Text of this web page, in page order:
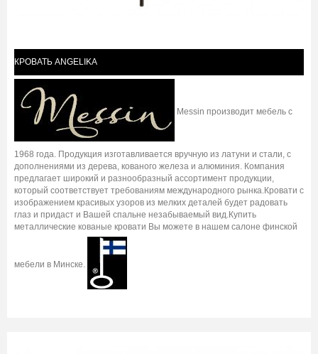
КРОВАТЬ ANGELIKA
Messin производит мебель с
1968 года. Продукция изготавливается вручную из латуни и стали, с
дополнениями из дерева, кованого железа и алюминия. Компания
предлагает широкий и разнообразный ассортимент продукции,
который соответствует требованиям международного рынка.Кровати с
изображением красивых узоров из мелких деталей будет радовать
глаз и придаст и Вашей спальне незабываемый вид.Купить
металлические кованые кровати Вы можете в нашем салоне финской
мебели в Минске.